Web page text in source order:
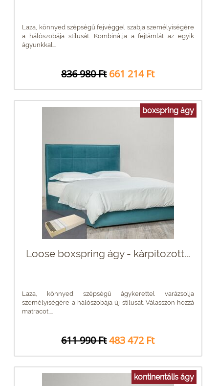
Laza, könnyed szépségű fejvéggel szabja személyiségére
a hálószobája stílusát. Kombinálja a fejtámlát az egyik
ágyunkkal...
836 980 Ft 661 214 Ft
boxspring ágy
Loose boxspring ágy - kárpitozott...
Laza, könnyed szépségű ágykerettel varázsolja
személyiségére a hálószobája új stílusát. Válasszon hozzá
matracot,...
611 990 Ft483 472 Ft
kontinentális ágy